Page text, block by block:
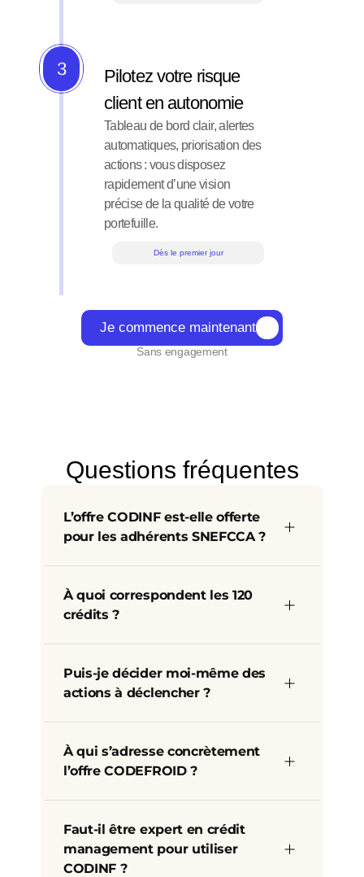
3
Pilotez votre risque
client en autonomie
Tableau de bord clair, alertes
automatiques, priorisation des
actions : vous disposez
rapidement d’une vision
précise de la qualité de votre
portefuille.
Dès le premier jour
Je commence maintenant
Sans engagement
Questions fréquentes
L’offre CODINF est‑elle offerte
pour les adhérents SNEFCCA ?
À quoi correspondent les 120
crédits ?
Puis‑je décider moi‑même des
actions à déclencher ?
À qui s’adresse concrètement
l’offre CODEFROID ?
Faut‑il être expert en crédit
management pour utiliser
CODINF ?